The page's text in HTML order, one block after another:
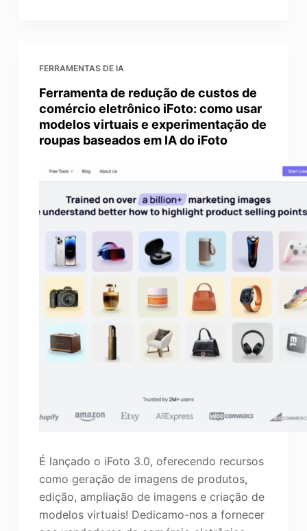
FERRAMENTAS DE IA
Ferramenta de redução de custos de
comércio eletrônico iFoto: como usar
modelos virtuais e experimentação de
roupas baseados em IA do iFoto
É lançado o iFoto 3.0, oferecendo recursos
como geração de imagens de produtos,
edição, ampliação de imagens e criação de
modelos virtuais! Dedicamo-nos a fornecer